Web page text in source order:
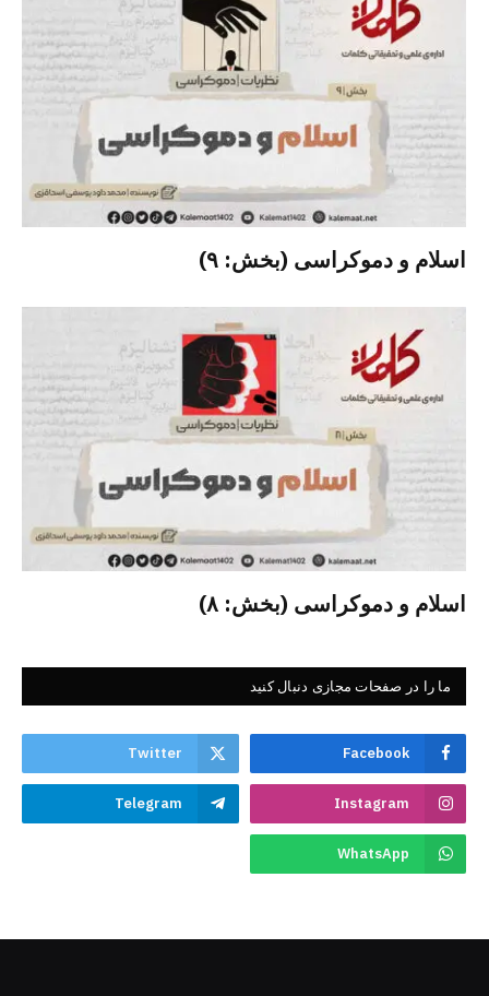
اسلام و دموکراسی (بخش: ۹)
اسلام و دموکراسی (بخش: ۸)
ما را در صفحات مجازی دنبال کنید
Facebook
Twitter
Instagram
Telegram
WhatsApp